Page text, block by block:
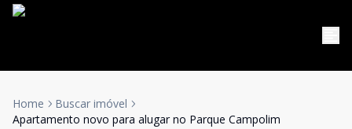
Home
Buscar imóvel
Apartamento novo para alugar no Parque Campolim